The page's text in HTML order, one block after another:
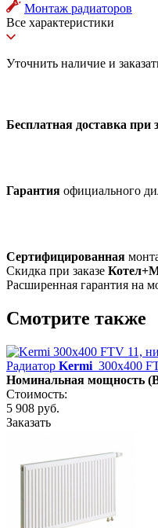
Монтаж радиаторов
Все характеристики
Уточнить наличие и
Бесплатная доставка при
Гарантия официального
Сертифицированная
Скидка при заказе
Расширенная гарантия на
Смотрите также
Радиатор Kermi 300х400
Номинальная мощность
Стоимость:
5 908 руб.
Заказать